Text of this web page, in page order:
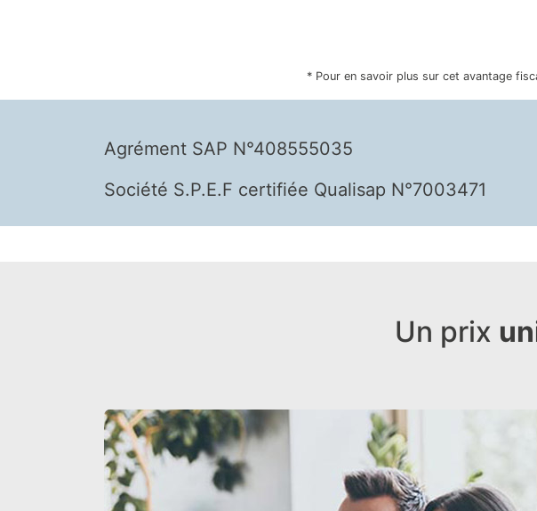
* Pour en savoir plus sur cet avantage
Agrément SAP N°408555035
Société S.P.E.F certifiée Qualisap N°7003471
Un prix